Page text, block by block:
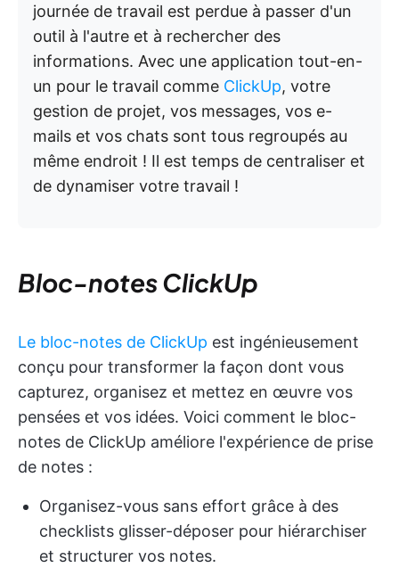
journée de travail est perdue à passer d'un
outil à l'autre et à rechercher des
informations. Avec une application tout-en-
un pour le travail comme ClickUp, votre
gestion de projet, vos messages, vos e-
mails et vos chats sont tous regroupés au
même endroit ! Il est temps de centraliser et
de dynamiser votre travail !
Bloc-notes ClickUp
Le bloc-notes de ClickUp est ingénieusement
conçu pour transformer la façon dont vous
capturez, organisez et mettez en œuvre vos
pensées et vos idées. Voici comment le bloc-
notes de ClickUp améliore l'expérience de prise
de notes :
Organisez-vous sans effort grâce à des
checklists glisser-déposer pour hiérarchiser
et structurer vos notes.